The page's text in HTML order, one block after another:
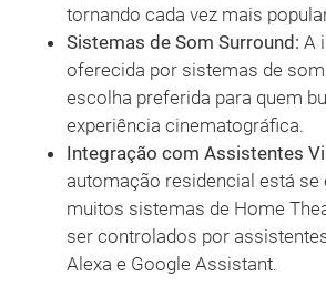
tornando cada vez mais
Sistemas de Som Surround: A
oferecida por sistemas de
escolha preferida para quem
experiência cinematográfica.
Integração com Assistentes
automação residencial está se
muitos sistemas de Home
ser controlados por
Alexa e Google Assistant.